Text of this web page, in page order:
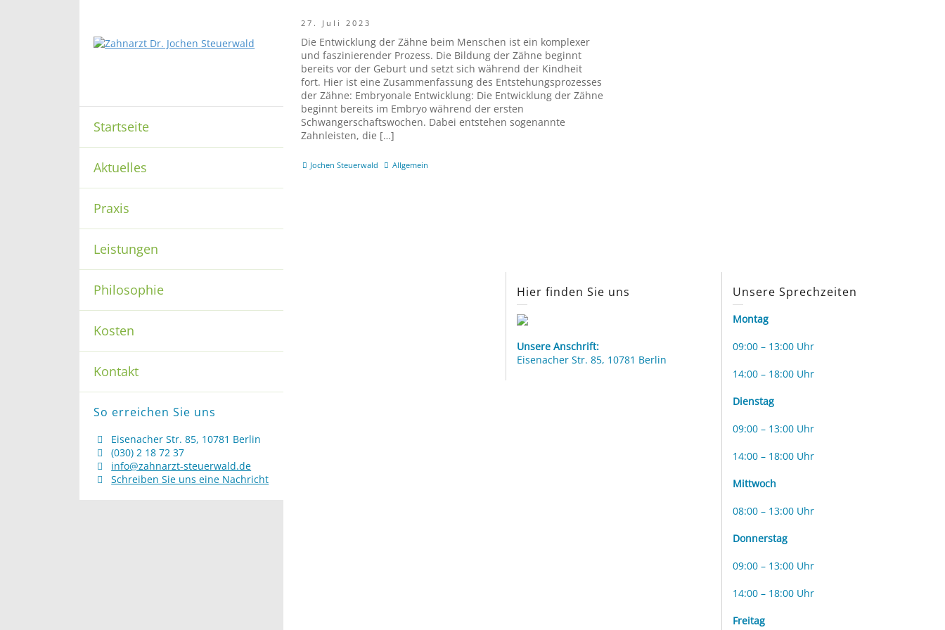
Startseite
Aktuelles
Praxis
Leistungen
Philosophie
Kosten
Kontakt
So erreichen Sie uns
Eisenacher Str. 85, 10781 Berlin
(030) 2 18 72 37
info@zahnarzt-steuerwald.de
Schreiben Sie uns eine Nachricht
27. Juli 2023
Die Entwicklung der Zähne beim Menschen ist ein komplexer
und faszinierender Prozess. Die Bildung der Zähne beginnt
bereits vor der Geburt und setzt sich während der Kindheit
fort. Hier ist eine Zusammenfassung des Entstehungsprozesses
der Zähne: Embryonale Entwicklung: Die Entwicklung der Zähne
beginnt bereits im Embryo während der ersten
Schwangerschaftswochen. Dabei entstehen sogenannte
Zahnleisten, die […]
Jochen Steuerwald Allgemein
Hier finden Sie uns
Unsere Anschrift:
Eisenacher Str. 85, 10781 Berlin
Unsere Sprechzeiten
Montag
09:00 – 13:00 Uhr
14:00 – 18:00 Uhr
Dienstag
09:00 – 13:00 Uhr
14:00 – 18:00 Uhr
Mittwoch
08:00 – 13:00 Uhr
Donnerstag
09:00 – 13:00 Uhr
14:00 – 18:00 Uhr
Freitag